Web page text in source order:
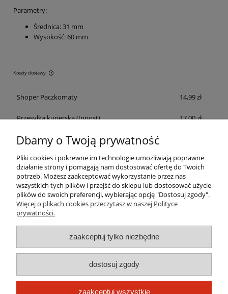
Parametry:
Średnica: 31 mm
Wysokość: 60 mm
Koszty dostawy
Cena nie zawiera ewentualnych kosztów płatności
Shoper Paczkomaty
14,99 zł
Przesyłka kurierska(Inpost) 17,00 zł
Przesyłka kurierska(Inpost)
odbiór osobisty(Jasło, ul. Szajnochy 28) 0,00 zł
Pomoc
Płatności i dostawa
Informacje
O nas
Dbamy o Twoją prywatność
Pliki cookies i pokrewne im technologie umożliwiają poprawne
działanie strony i pomagają nam dostosować ofertę do Twoich
potrzeb. Możesz zaakceptować wykorzystanie przez nas
wszystkich tych plików i przejść do sklepu lub dostosować użycie
plików do swoich preferencji, wybierając opcję "Dostosuj zgody".
Więcej o plikach cookies przeczytasz w naszej Polityce
prywatności.
zaakceptuj tylko niezbędne
dostosuj zgody
zaakceptuj wszystkie